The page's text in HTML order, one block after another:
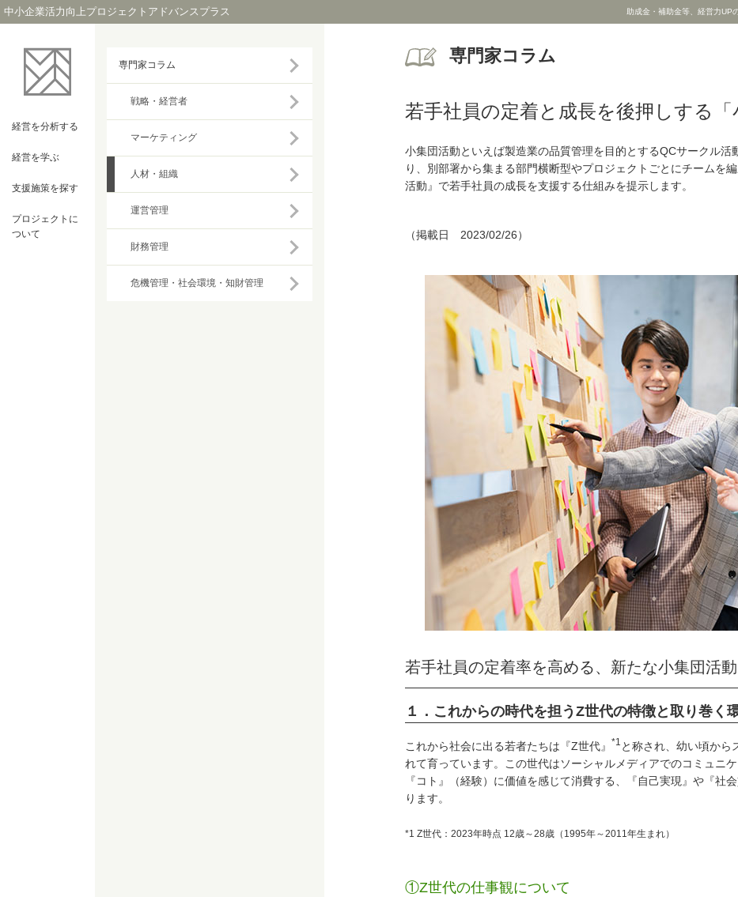
中小企業活力向上プロジェクトアドバンスプラス 助成金・補助金等、経営力UP
経営を分析する
経営を学ぶ
支援施策を探す
プロジェクト に
ついて
専門家コラム
戦略・経営者
マーケティング
人材・組織
運営管理
財務管理
危機管理・社会環境・知財管理
専門家コラム
若手社員の定着と成長を後押しする
小集団活動といえば製造業の品質管理を目的とするQCサークル
り、別部署から集まる部門横断型やプロジェクトごとにチームを
活動』で若手社員の成長を支援する仕組みを提示します。
（掲載日 2023/02/26）
若手社員の定着率を高める、新たな小集団活
１．これからの時代を担うZ世代の特徴と取り巻く
これから社会に出る若者たちは『Z世代』 *1 と称され、幼い頃から
れて育っています。この世代はソーシャルメディアでのコミュニ
『コト』（経験）に価値を感じて消費する、『自己実現』や『社
ります。
*1 Z世代：2023年時点 12歳～28歳（1995年～2011年生まれ）
①Z世代の仕事観について